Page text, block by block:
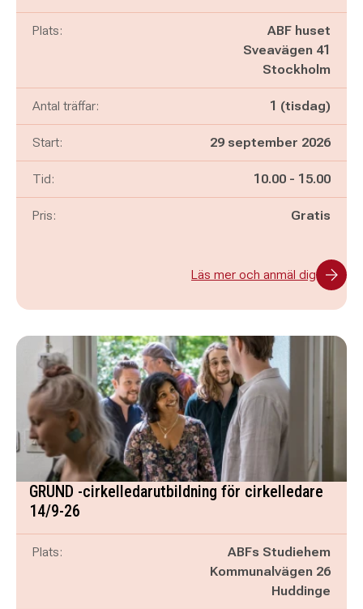
Plats:
ABF huset
Sveavägen 41
Stockholm
Antal träffar: 1 (tisdag)
Start: 29 september 2026
Tid: Pågår mellan
10.00 - och
15.00
Pris: Gratis
Läs mer och anmäl dig
GRUND -cirkelledarutbildning för cirkelledare
14/9-26
Plats:
ABFs Studiehem
Kommunalvägen 26
Huddinge